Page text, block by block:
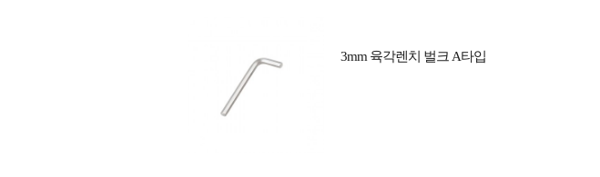
3mm 육각렌치 벌크 A타입